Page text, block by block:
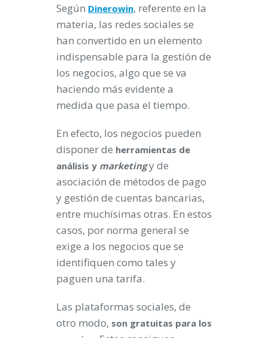
Según Dinerowin, referente en la
materia, las redes sociales se
han convertido en un elemento
indispensable para la gestión de
los negocios, algo que se va
haciendo más evidente a
medida que pasa el tiempo.
En efecto, los negocios pueden
disponer de herramientas de
análisis y marketing y de
asociación de métodos de pago
y gestión de cuentas bancarias,
entre muchísimas otras. En estos
casos, por norma general se
exige a los negocios que se
identifiquen como tales y
paguen una tarifa.
Las plataformas sociales, de
otro modo, son gratuitas para los